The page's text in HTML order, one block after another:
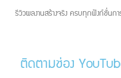
รีวิวผลงานสร้างจริง ครบทุกฟังก์ชั่นก
ติดตามช่อง